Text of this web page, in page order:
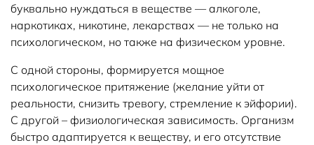
буквально нуждаться в веществе — алкоголе,
наркотиках, никотине, лекарствах — не только на
психологическом, но также на физическом уровне.
С одной стороны, формируется мощное
психологическое притяжение (желание уйти от
реальности, снизить тревогу, стремление к эйфории).
С другой – физиологическая зависимость. Организм
быстро адаптируется к веществу, и его отсутствие